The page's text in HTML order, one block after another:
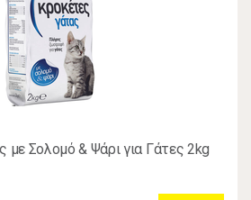
με Σολομό & Ψάρι για Γάτες 2kg